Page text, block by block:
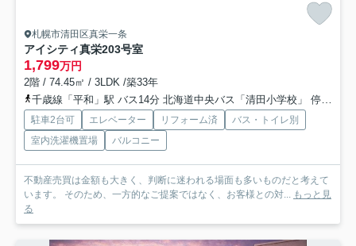
札幌市清田区真栄一条
アイシティ真栄203号室
1,799万円
2階 / 74.45㎡ / 3LDK /築33年
千歳線「平和」駅 バス14分 北海道中央バス「清田小学校」 停歩11分
駐車2台可 エレベーター リフォーム済
バス・トイレ別
室内洗濯機置場
バルコニー
不動産売買は金額も大きく、判断に迷われる場面も多いものだと考えて
います。 そのため、一方的なご提案ではなく、お客様との対... もっと見
る